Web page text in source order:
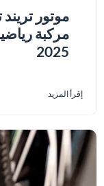
موتور
مركبة
2025
إقرأ المزيد